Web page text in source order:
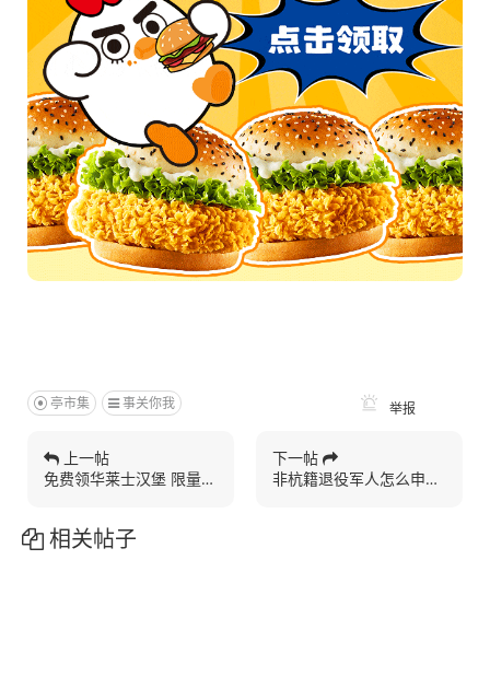
亭市集 事关你我 举报
上一帖
免费领华莱士汉堡 限量1...
下一帖
非杭籍退役军人怎么申领优惠码教程
相关帖子